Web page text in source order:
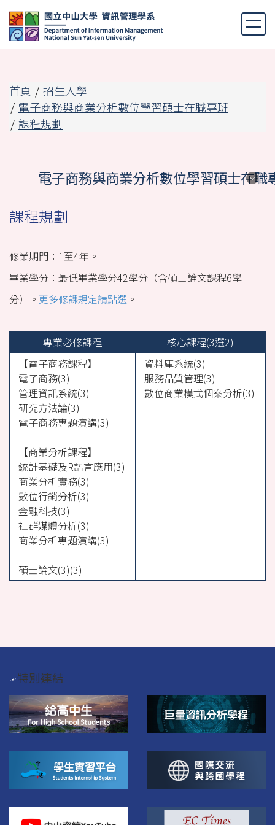
跳
到
主
容
區
首頁
招生入學
電子商務與商業分析數位學習碩士在職專班
課程規劃
電子商務與商業分析數位學習碩士在職
設立背景
優異師資
課程規劃
培育人才
學生活動
系友連結
中山大學招生資訊
課程規劃
修業期間：1至4年。
畢業學分：最低畢業學分42學分（含碩士論文課程6學
分）。 更多修課規定請點選 。
專業必修課程
核心課程(3選2)
【電子商務課程】
電子商務(3)
管理資訊系統(3)
研究方法論(3)
電子商務專題演講(3)
【商業分析課程】
統計基礎及R語言應用(3)
商業分析實務(3)
數位行銷分析(3)
金融科技(3)
社群媒體分析(3)
商業分析專題演講(3)
碩士論文(3)(3)
資料庫系統(3)
服務品質管理(3)
數位商業模式個案分析(3)
特別連結